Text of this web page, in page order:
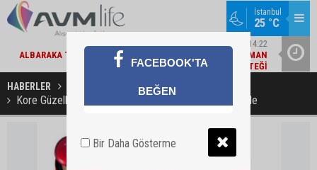
İstanbul
25 °C
EKONOMI / 14:22
ALBARAKA TÜRK'TEN EKONOMIYE 363 MILYAR TL FINANSMAN
DESTEĞI
HABERLER
Kore Güzellik Ritüelinin En Lüks Hali Beymen Beauty’de
FACEBOOK'TA
BEĞEN
Bir Daha Gösterme